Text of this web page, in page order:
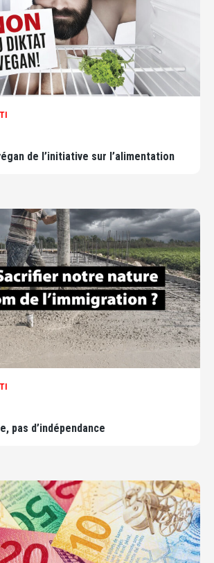
de l’initiative sur l’alimentation
pas d’indépendance